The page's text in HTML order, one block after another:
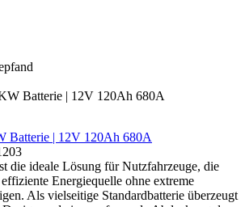
Batterie | 12V 120Ah 680A
die ideale Lösung für Nutzfahrzeuge, die
Energiequelle ohne extreme
Als vielseitige Standardbatterie überzeugt